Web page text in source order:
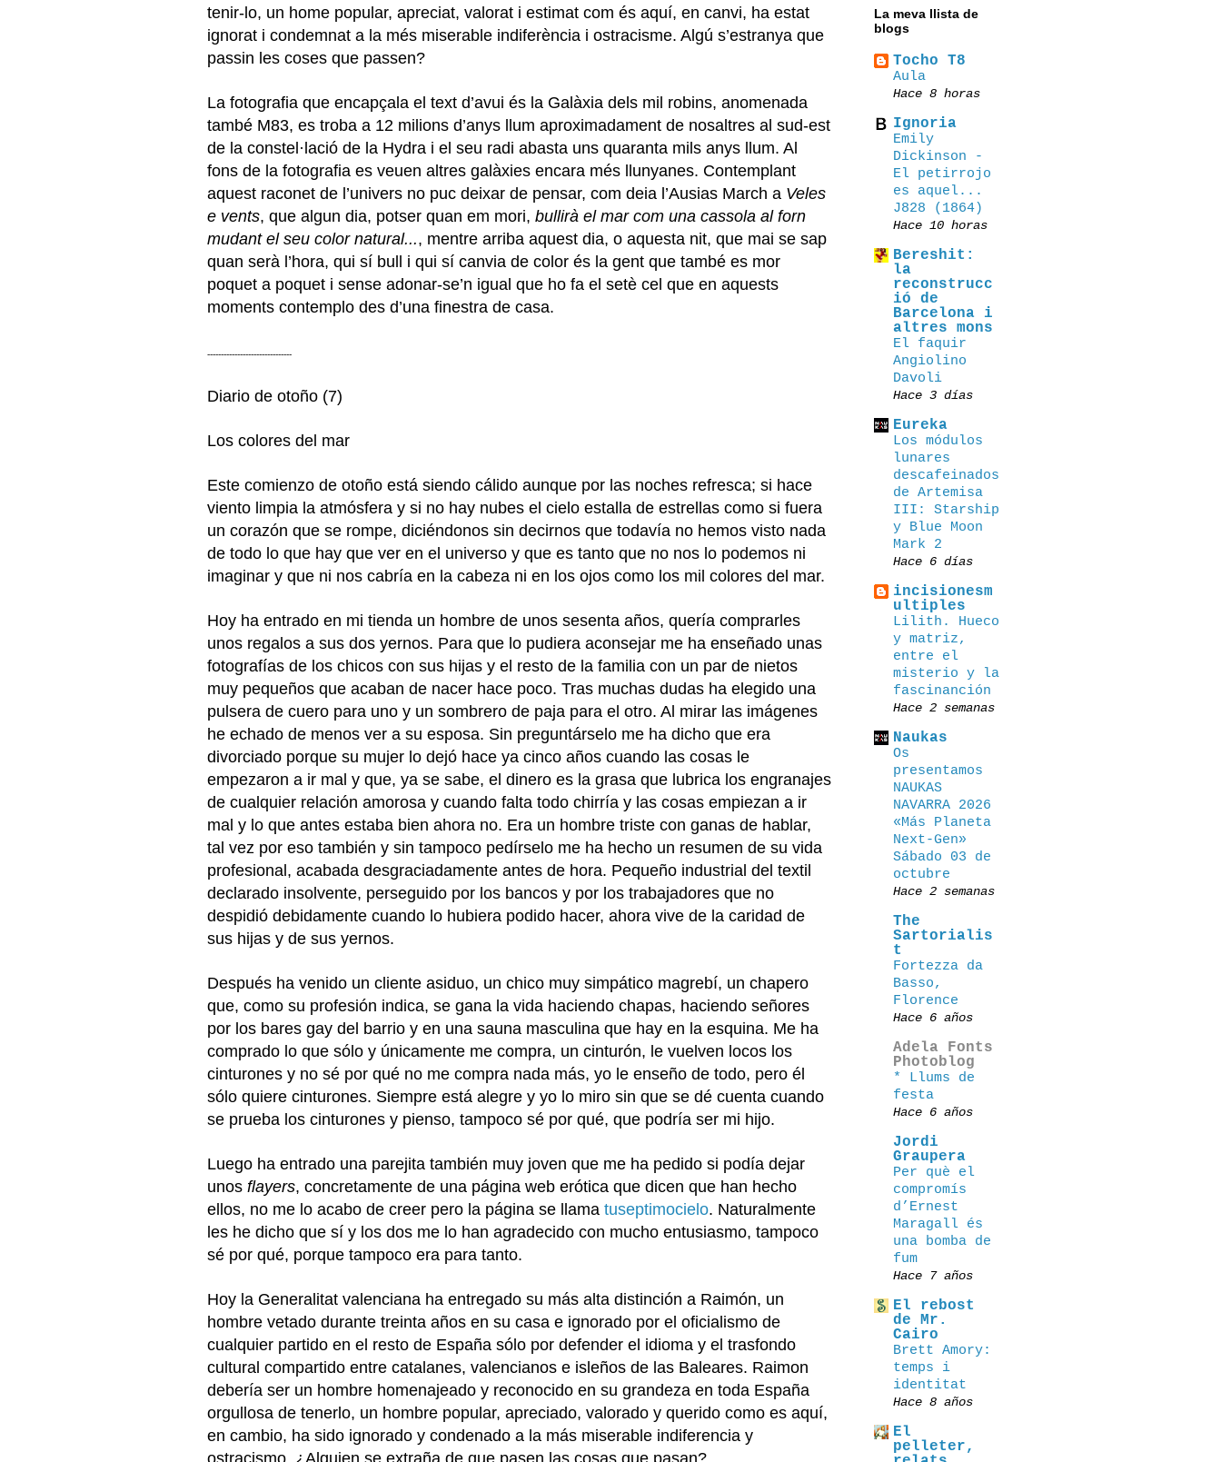
tenir-lo, un home popular, apreciat, valorat i estimat com és aquí, en canvi, ha estat
ignorat i condemnat a la més miserable indiferència i ostracisme. Algú s’estranya que
passin les coses que passen?
La fotografia que encapçala el text d’avui és la Galàxia dels mil robins, anomenada
també M83, es troba a 12 milions d’anys llum aproximadament de nosaltres al sud-est
de la constel·lació de la Hydra i el seu radi abasta uns quaranta mils anys llum. Al
fons de la fotografia es veuen altres galàxies encara més llunyanes. Contemplant
aquest raconet de l’univers no puc deixar de pensar, com deia l’Ausias March a Veles
e vents, que algun dia, potser quan em mori, bullirà el mar com una cassola al forn
mudant el seu color natural..., mentre arriba aquest dia, o aquesta nit, que mai se sap
quan serà l’hora, qui sí bull i qui sí canvia de color és la gent que també es mor
poquet a poquet i sense adonar-se’n igual que ho fa el setè cel que en aquests
moments contemplo des d’una finestra de casa.
-------------------------------
Diario de otoño (7)
Los colores del mar
Este comienzo de otoño está siendo cálido aunque por las noches refresca; si hace
viento limpia la atmósfera y si no hay nubes el cielo estalla de estrellas como si fuera
un corazón que se rompe, diciéndonos sin decirnos que todavía no hemos visto nada
de todo lo que hay que ver en el universo y que es tanto que no nos lo podemos ni
imaginar y que ni nos cabría en la cabeza ni en los ojos como los mil colores del mar.
Hoy ha entrado en mi tienda un hombre de unos sesenta años, quería comprarles
unos regalos a sus dos yernos. Para que lo pudiera aconsejar me ha enseñado unas
fotografías de los chicos con sus hijas y el resto de la familia con un par de nietos
muy pequeños que acaban de nacer hace poco. Tras muchas dudas ha elegido una
pulsera de cuero para uno y un sombrero de paja para el otro. Al mirar las imágenes
he echado de menos ver a su esposa. Sin preguntárselo me ha dicho que era
divorciado porque su mujer lo dejó hace ya cinco años cuando las cosas le
empezaron a ir mal y que, ya se sabe, el dinero es la grasa que lubrica los engranajes
de cualquier relación amorosa y cuando falta todo chirría y las cosas empiezan a ir
mal y lo que antes estaba bien ahora no. Era un hombre triste con ganas de hablar,
tal vez por eso también y sin tampoco pedírselo me ha hecho un resumen de su vida
profesional, acabada desgraciadamente antes de hora. Pequeño industrial del textil
declarado insolvente, perseguido por los bancos y por los trabajadores que no
despidió debidamente cuando lo hubiera podido hacer, ahora vive de la caridad de
sus hijas y de sus yernos.
Después ha venido un cliente asiduo, un chico muy simpático magrebí, un chapero
que, como su profesión indica, se gana la vida haciendo chapas, haciendo señores
por los bares gay del barrio y en una sauna masculina que hay en la esquina. Me ha
comprado lo que sólo y únicamente me compra, un cinturón, le vuelven locos los
cinturones y no sé por qué no me compra nada más, yo le enseño de todo, pero él
sólo quiere cinturones. Siempre está alegre y yo lo miro sin que se dé cuenta cuando
se prueba los cinturones y pienso, tampoco sé por qué, que podría ser mi hijo.
Luego ha entrado una parejita también muy joven que me ha pedido si podía dejar
unos flayers, concretamente de una página web erótica que dicen que han hecho
ellos, no me lo acabo de creer pero la página se llama tuseptimocielo. Naturalmente
les he dicho que sí y los dos me lo han agradecido con mucho entusiasmo, tampoco
sé por qué, porque tampoco era para tanto.
Hoy la Generalitat valenciana ha entregado su más alta distinción a Raimón, un
hombre vetado durante treinta años en su casa e ignorado por el oficialismo de
cualquier partido en el resto de España sólo por defender el idioma y el trasfondo
cultural compartido entre catalanes, valencianos e isleños de las Baleares. Raimon
debería ser un hombre homenajeado y reconocido en su grandeza en toda España
orgullosa de tenerlo, un hombre popular, apreciado, valorado y querido como es aquí,
en cambio, ha sido ignorado y condenado a la más miserable indiferencia y
ostracismo. ¿Alguien se extraña de que pasen las cosas que pasan?
La meva llista de
blogs
Tocho T8
Αula
Hace 8 horas
Ignoria
Emily
Dickinson -
El petirrojo
es aquel...
J828 (1864)
Hace 10 horas
Bereshit:
la
reconstrucc
ió de
Barcelona i
altres mons
El faquir
Angiolino
Davoli
Hace 3 días
Eureka
Los módulos
lunares
descafeinados
de Artemisa
III: Starship
y Blue Moon
Mark 2
Hace 6 días
incisionesm
ultiples
Lilith. Hueco
y matriz,
entre el
misterio y la
fascinanción
Hace 2 semanas
Naukas
Os
presentamos
NAUKAS
NAVARRA 2026
«Más Planeta
Next-Gen»
Sábado 03 de
octubre
Hace 2 semanas
The
Sartorialis
t
Fortezza da
Basso,
Florence
Hace 6 años
Adela Fonts
Photoblog
* Llums de
festa
Hace 6 años
Jordi
Graupera
Per què el
compromís
d’Ernest
Maragall és
una bomba de
fum
Hace 7 años
El rebost
de Mr.
Cairo
Brett Amory:
temps i
identitat
Hace 8 años
El
pelleter,